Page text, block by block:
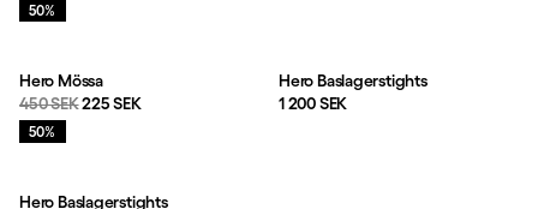
Rea:
50%
Hero Mössa
Originalpris:
450 SEKReapris:
225 SEK
Rea:
50%
Hero Baslagerstights
Pris:
1 200 SEK
Hero Baslagerstights